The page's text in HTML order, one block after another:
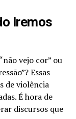
Iremos
vejo cor” ou
Essas
de violência
É hora de
discursos que